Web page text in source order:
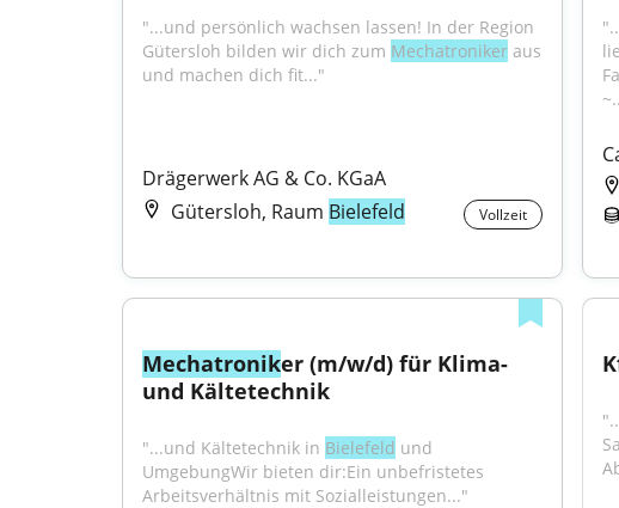
"...und persönlich wachsen lassen! In der Region
Gütersloh bilden wir dich zum Mechatroniker aus
und machen dich fit..."
Drägerwerk AG & Co. KGaA
Gütersloh, Raum Bielefeld Vollzeit
Mechatroniker (m/w/d) für Klima-
und Kältetechnik
"...und Kältetechnik in Bielefeld und
UmgebungWir bieten dir:Ein unbefristetes
Arbeitsverhältnis mit Sozialleistungen..."